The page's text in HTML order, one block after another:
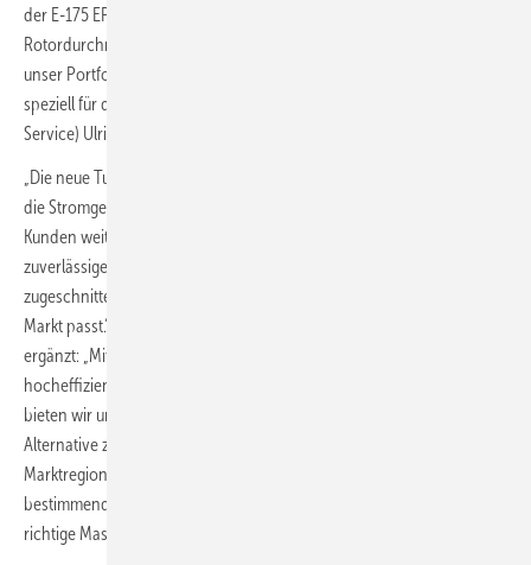
der E-175 EP5 bringen wir einen der aktuell größten verfügbaren
Rotordurchmesser auf den europäischen Markt und ergänzen damit
unser Portfolio um eine höchst wettbewerbsfähige Windturbine
speziell für das Schwachwind-Segment“, sagt Enercon-CCO (Sales &
Service) Ulrich Schulze Südhoff.
„Die neue Turbine ist ein wichtiger Meilenstein unserer Bestrebungen,
die Stromgestehungskosten weiter zu senken. Wir hören unseren
Kunden weiterhin genau zu und entwickeln leistungsstarke,
zuverlässige Produkte, die optimal auf ihre Anforderungen
zugeschnitten sind. Unser Ziel ist ein Produktportfolio, das ideal zum
Markt passt.“ Enercon-CCO (Project Management) Frederic Maenhaut
ergänzt: „Mit der E-175 EP5 mit bewährtem Enercon-Direktantrieb und
hocheffizientem, ertragsoptimiertem Permanentmagnet-Generator
bieten wir unseren Kunden eine weitere attraktive Option und
Alternative zum getriebebasierten Wettbewerb. In den meisten
Marktregionen weltweit sind die Stromgestehungskosten das
bestimmende Auswahlkriterium. Mit der E-175 EP5 bringen wir die
richtige Maschine zur richtigen Zeit.“